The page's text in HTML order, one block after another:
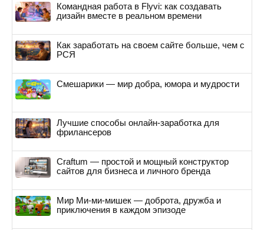
Командная работа в Flyvi: как создавать
дизайн вместе в реальном времени
Как заработать на своем сайте больше, чем с
РСЯ
Смешарики — мир добра, юмора и мудрости
Лучшие способы онлайн-заработка для
фрилансеров
Craftum — простой и мощный конструктор
сайтов для бизнеса и личного бренда
Мир Ми-ми-мишек — доброта, дружба и
приключения в каждом эпизоде